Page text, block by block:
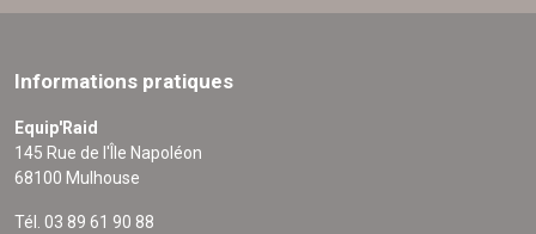
Informations pratiques
Equip'Raid
145 Rue de l'Île Napoléon
68100 Mulhouse
Tél. 03 89 61 90 88